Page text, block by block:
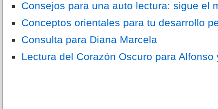
Consejos para una auto lectura: sigue el
Conceptos orientales para tu desarrollo
Consulta para Diana Marcela
Lectura del Corazón Oscuro para Alfonso